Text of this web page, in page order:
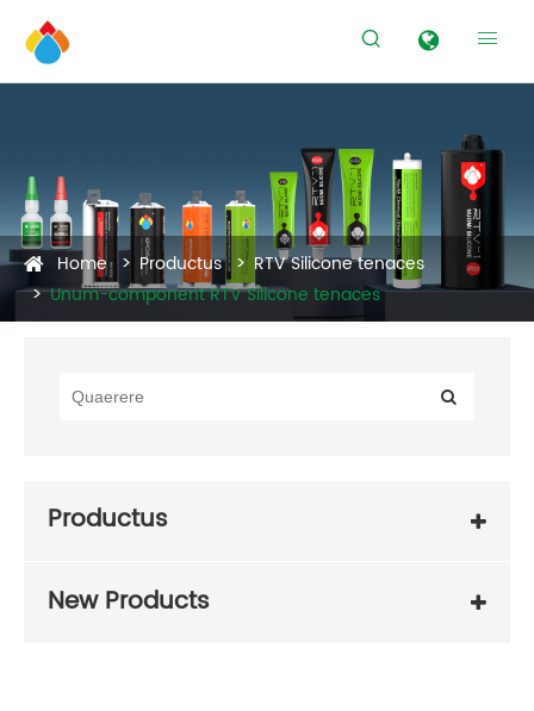
 
Home Productus
RTV Silicone tenaces
Unum-component RTV Silicone tenaces
Productus
New Products